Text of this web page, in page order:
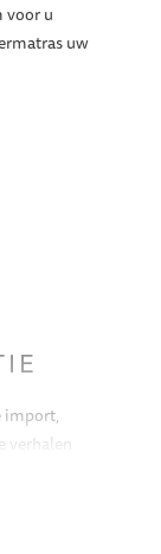
voor u
uw
import,
verhalen
De
en